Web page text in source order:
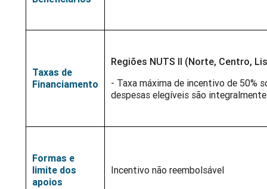
Taxas de
Financiamento
Regiões NUTS II (Norte, Centro,
- Taxa máxima de incentivo de 50%
despesas elegíveis são
Formas e
limite dos
apoios
Incentivo não reembolsável